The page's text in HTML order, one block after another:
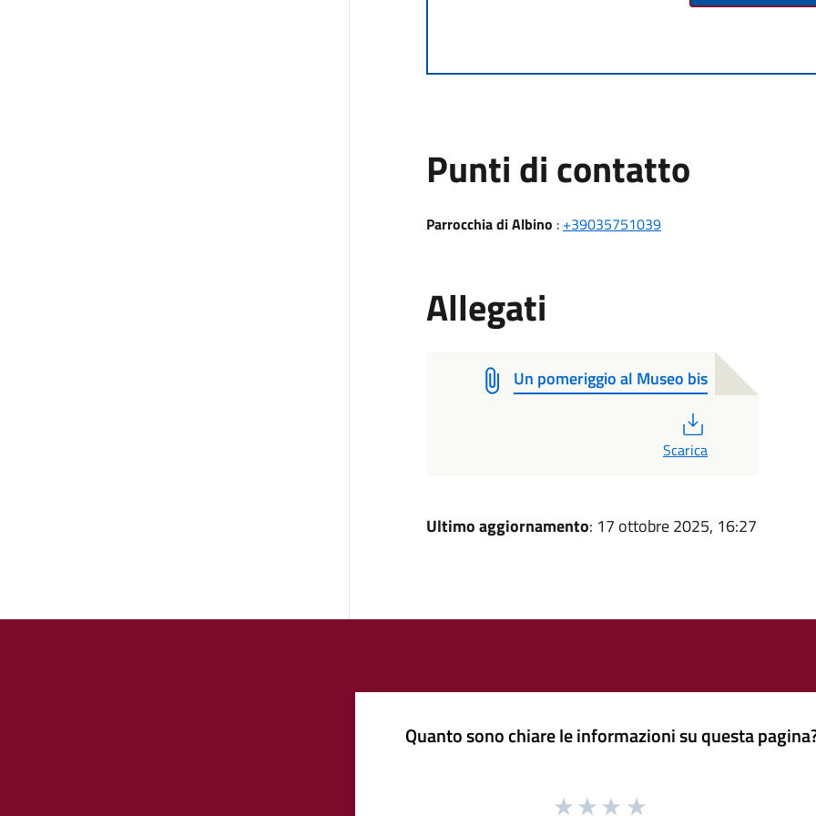
Punti di contatto
Parrocchia di Albino : +39035751039
Allegati
Un pomeriggio al Museo bis
Scarica
Ultimo aggiornamento: 17 ottobre 2025, 16:27
Quanto sono chiare le informazioni su questa